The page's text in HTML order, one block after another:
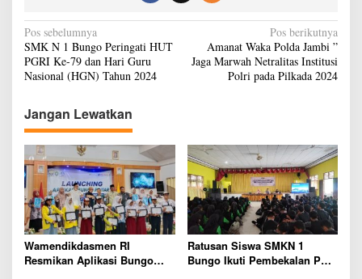
N
a
v
i
g
a
s
i
p
o
s
Pos sebelumnya
SMK N 1 Bungo Peringati HUT
PGRI Ke-79 dan Hari Guru
Nasional (HGN) Tahun 2024
Pos berikutnya
Amanat Waka Polda Jambi ”
Jaga Marwah Netralitas Institusi
Polri pada Pilkada 2024
Jangan Lewatkan
Wamendikdasmen RI
Resmikan Aplikasi Bungo
Ratusan Siswa SMKN 1
Bungo Ikuti Pembekalan PKL,